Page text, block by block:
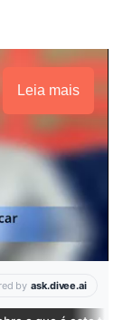
Leia mais